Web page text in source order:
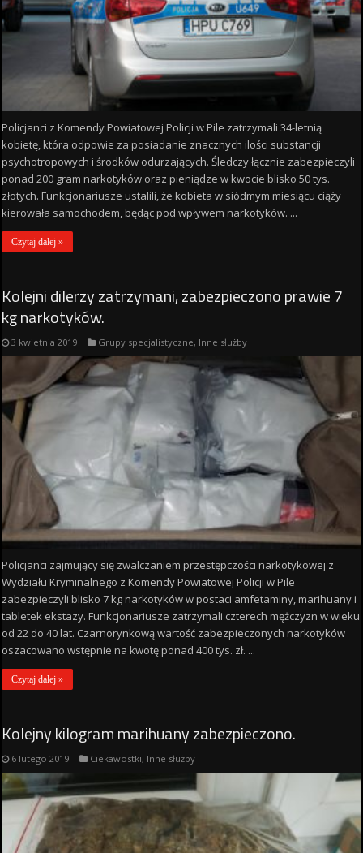
Policjanci z Komendy Powiatowej Policji w Pile zatrzymali 34-letnią
kobietę, która odpowie za posiadanie znacznych ilości substancji
psychotropowych i środków odurzających. Śledczy łącznie zabezpieczyli
ponad 200 gram narkotyków oraz pieniądze w kwocie blisko 50 tys.
złotych. Funkcjonariusze ustalili, że kobieta w siódmym miesiącu ciąży
kierowała samochodem, będąc pod wpływem narkotyków. ...
Czytaj dalej »
Kolejni dilerzy zatrzymani, zabezpieczono prawie 7
kg narkotyków.
3 kwietnia 2019 Grupy specjalistyczne, Inne służby
Policjanci zajmujący się zwalczaniem przestępczości narkotykowej z
Wydziału Kryminalnego z Komendy Powiatowej Policji w Pile
zabezpieczyli blisko 7 kg narkotyków w postaci amfetaminy, marihuany i
tabletek ekstazy. Funkcjonariusze zatrzymali czterech mężczyzn w wieku
od 22 do 40 lat. Czarnorynkową wartość zabezpieczonych narkotyków
oszacowano wstępnie na kwotę ponad 400 tys. zł. ...
Czytaj dalej »
Kolejny kilogram marihuany zabezpieczono.
6 lutego 2019 Ciekawostki, Inne służby